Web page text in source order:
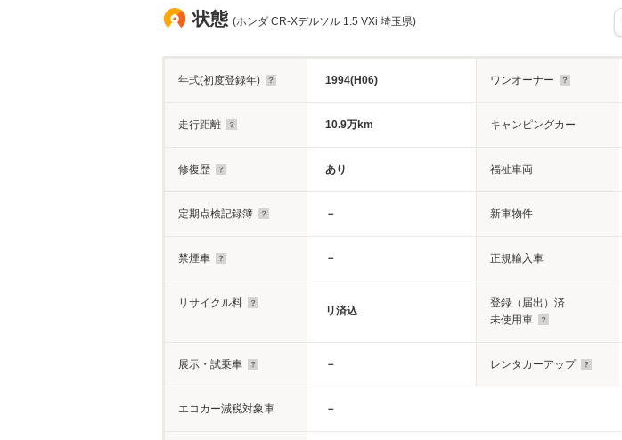
状態 (ホンダ CR-Xデルソル 1.5 VXi 埼玉県)
年式(初度登録年) 1994(H06) ワンオーナー
走行距離 10.9万km キャンピングカー
修復歴 あり 福祉車両
定期点検記録簿 － 新車物件
禁煙車 － 正規輸入車
リサイクル料
リ済込
登録（届出）済
未使用車
展示・試乗車 － レンタカーアップ
エコカー減税対象車 －